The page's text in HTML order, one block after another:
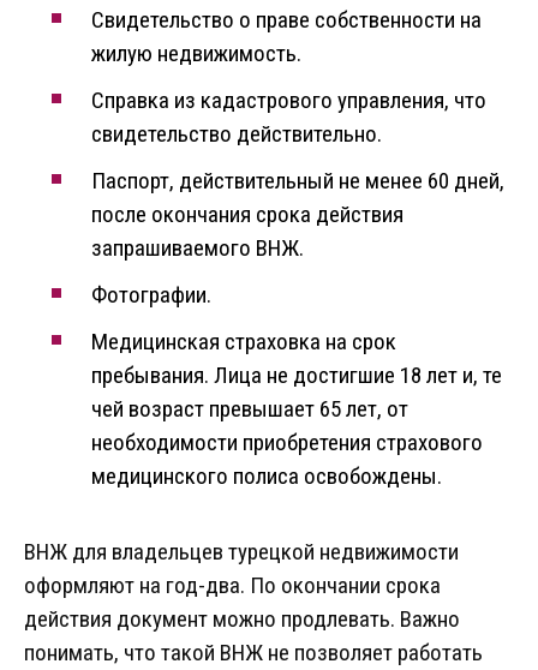
Свидетельство о праве собственности на
жилую недвижимость.
Справка из кадастрового управления, что
свидетельство действительно.
Паспорт, действительный не менее 60 дней,
после окончания срока действия
запрашиваемого ВНЖ.
Фотографии.
Медицинская страховка на срок
пребывания. Лица не достигшие 18 лет и, те
чей возраст превышает 65 лет, от
необходимости приобретения страхового
медицинского полиса освобождены.
ВНЖ для владельцев турецкой недвижимости
оформляют на год-два. По окончании срока
действия документ можно продлевать. Важно
понимать, что такой ВНЖ не позволяет работать